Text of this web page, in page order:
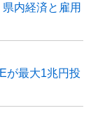
内経済と雇用
が最大1兆円投